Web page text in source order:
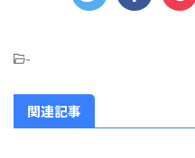
-
関連記事